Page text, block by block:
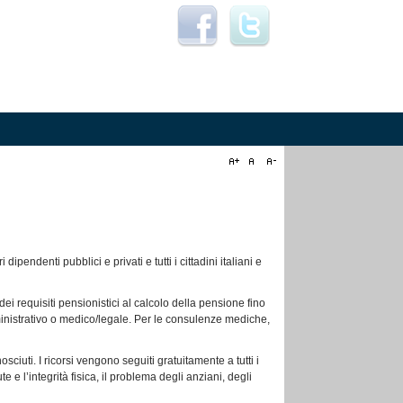
dipendenti pubblici e privati e tutti i cittadini italiani e
requisiti pensionistici al calcolo della pensione fino
o medico/legale. Per le consulenze mediche,
I ricorsi vengono seguiti gratuitamente a tutti i
e l’integrità fisica, il problema degli anziani, degli